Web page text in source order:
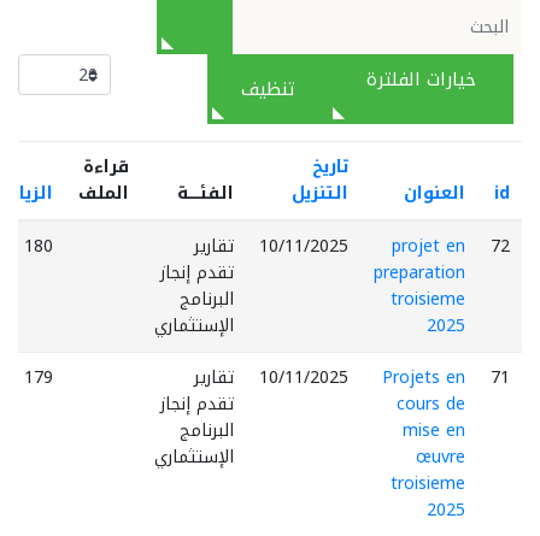
خيارات الفلترة تنظيف
id العنوان
تاريخ
التنزيل
الفئـــــة
قراءة
الملف
72
projet en
preparation
troisieme
2025
10/11/2025
تقارير
تقدم إنجاز
البرنامج
الإستثماري
180
71
Projets en
cours de
mise en
œuvre
troisieme
2025
10/11/2025
تقارير
تقدم إنجاز
البرنامج
الإستثماري
179